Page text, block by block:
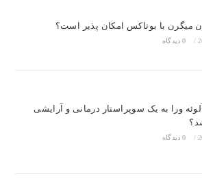
میگرن با بوتاکس امکان پذیر است؟
/ 0 دیدگاه
ورا به یک سوپراستار درمانی و آرایشی
/ 0 دیدگاه